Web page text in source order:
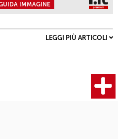
IMMAGINE
LEGGI PIÙ ARTICOLI